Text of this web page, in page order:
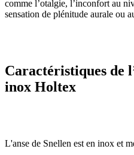
comme l’otalgie, l’inconfort au
sensation de plénitude aurale ou
Caractéristiques de
inox Holtex
L'anse de Snellen est en inox et